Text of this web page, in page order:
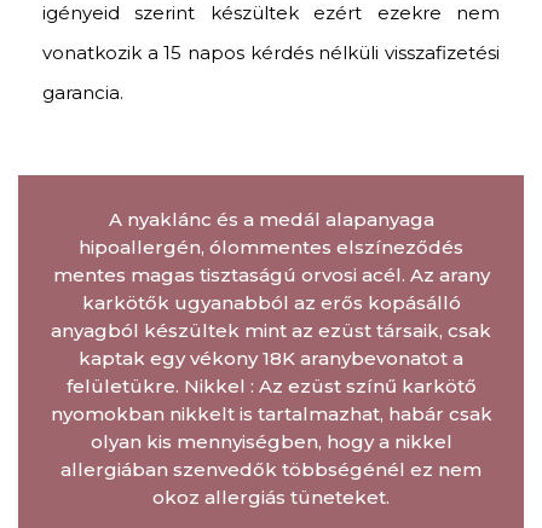
igényeid szerint készültek ezért ezekre nem
vonatkozik a 15 napos kérdés nélküli visszafizetési
garancia.
A nyaklánc és a medál alapanyaga
hipoallergén, ólommentes elszíneződés
mentes magas tisztaságú orvosi acél. Az arany
karkötők ugyanabból az erős kopásálló
anyagból készültek mint az ezüst társaik, csak
kaptak egy vékony 18K aranybevonatot a
felületükre. Nikkel : Az ezüst színű karkötő
nyomokban nikkelt is tartalmazhat, habár csak
olyan kis mennyiségben, hogy a nikkel
allergiában szenvedők többségénél ez nem
okoz allergiás tüneteket.